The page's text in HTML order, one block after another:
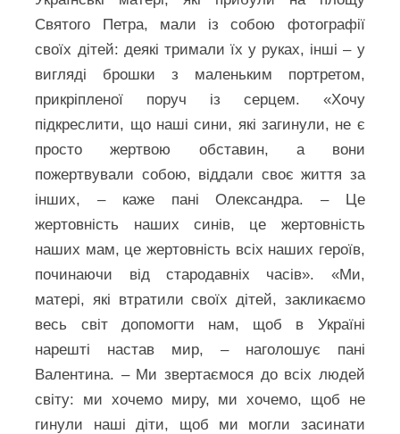
Святого Петра, мали із собою фотографії
своїх дітей: деякі тримали їх у руках, інші – у
вигляді брошки з маленьким портретом,
прикріпленої поруч із серцем. «Хочу
підкреслити, що наші сини, які загинули, не є
просто жертвою обставин, а вони
пожертвували собою, віддали своє життя за
інших, – каже пані Олександра. – Це
жертовність наших синів, це жертовність
наших мам, це жертовність всіх наших героїв,
починаючи від стародавніх часів». «Ми,
матері, які втратили своїх дітей, закликаємо
весь світ допомогти нам, щоб в Україні
нарешті настав мир, – наголошує пані
Валентина. – Ми звертаємося до всіх людей
світу: ми хочемо миру, ми хочемо, щоб не
гинули наші діти, щоб ми могли засинати